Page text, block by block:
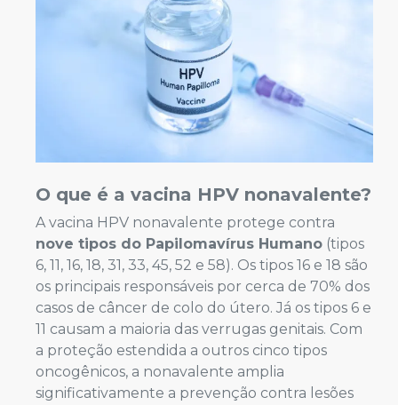
O que é a vacina HPV nonavalente?
A vacina HPV nonavalente protege contra
nove tipos do Papilomavírus Humano (tipos
6, 11, 16, 18, 31, 33, 45, 52 e 58). Os tipos 16 e 18 são
os principais responsáveis por cerca de 70% dos
casos de câncer de colo do útero. Já os tipos 6 e
11 causam a maioria das verrugas genitais. Com
a proteção estendida a outros cinco tipos
oncogênicos, a nonavalente amplia
significativamente a prevenção contra lesões